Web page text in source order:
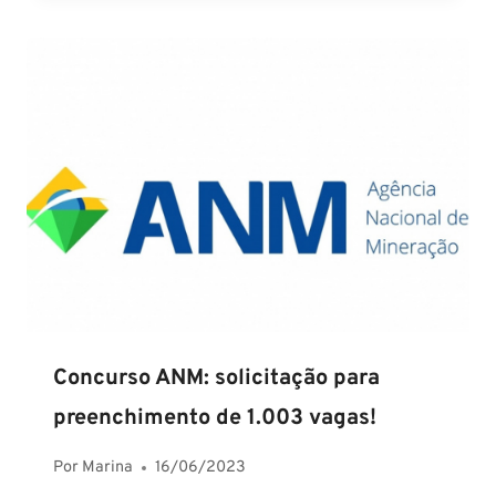
Concurso ANM: solicitação para
preenchimento de 1.003 vagas!
Por Marina 16/06/2023